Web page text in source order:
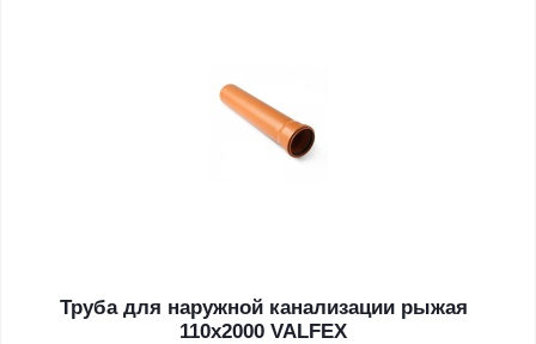
Труба для наружной канализации рыжая
110x2000 VALFEX